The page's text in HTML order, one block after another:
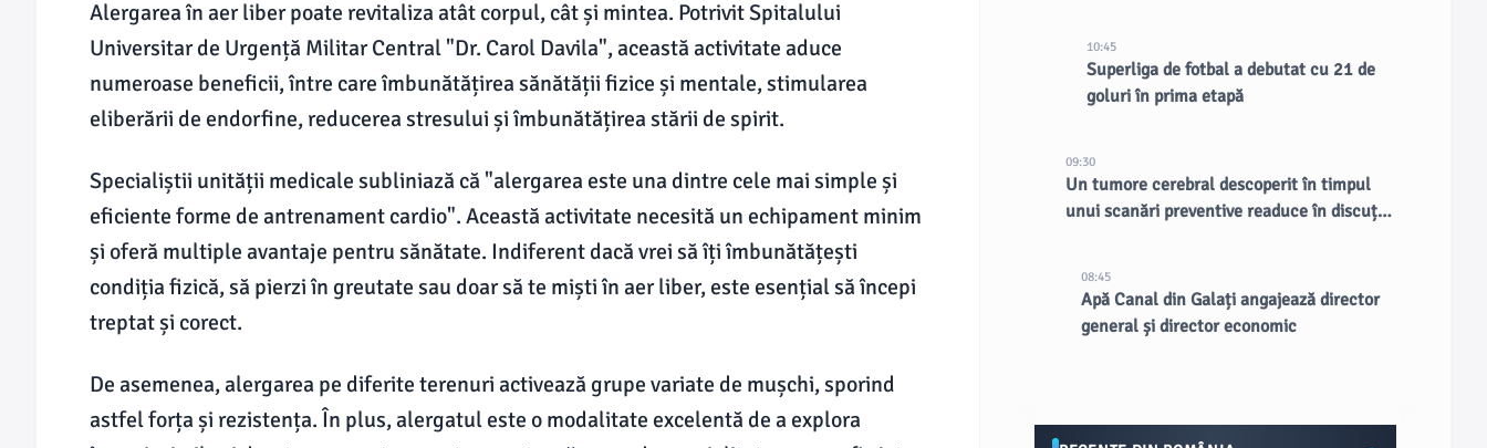
Alergarea în aer liber poate revitaliza atât corpul, cât și mintea. Potrivit Spitalului
Universitar de Urgență Militar Central "Dr. Carol Davila", această activitate aduce
numeroase beneficii, între care îmbunătățirea sănătății fizice și mentale, stimularea
eliberării de endorfine, reducerea stresului și îmbunătățirea stării de spirit.
Specialiștii unității medicale subliniază că "alergarea este una dintre cele mai simple și
eficiente forme de antrenament cardio". Această activitate necesită un echipament minim
și oferă multiple avantaje pentru sănătate. Indiferent dacă vrei să îți îmbunătățești
condiția fizică, să pierzi în greutate sau doar să te miști în aer liber, este esențial să începi
treptat și corect.
De asemenea, alergarea pe diferite terenuri activează grupe variate de mușchi, sporind
astfel forța și rezistența. În plus, alergatul este o modalitate excelentă de a explora
10:45
Superliga de fotbal a debutat cu 21 de
goluri în prima etapă
09:30
Un tumore cerebral descoperit în timpul
unui scanări preventive readuce în discuție
08:45
Apă Canal din Galați angajează director
general și director economic